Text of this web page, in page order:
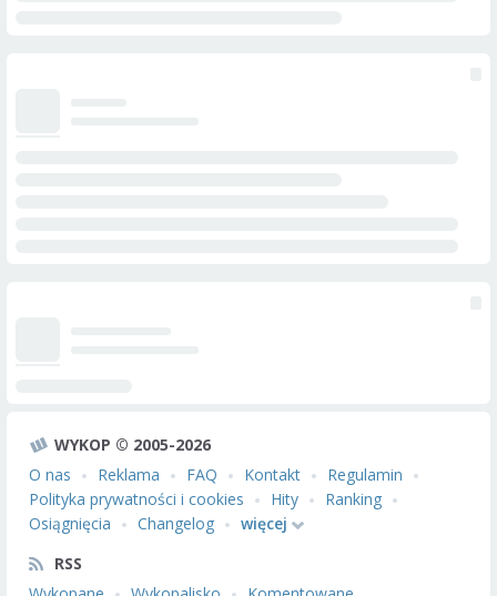
WYKOP © 2005-2026
O nas
Reklama FAQ Kontakt
Regulamin
Polityka prywatności i cookies
Hity
Ranking
Osiągnięcia
Changelog
więcej
RSS